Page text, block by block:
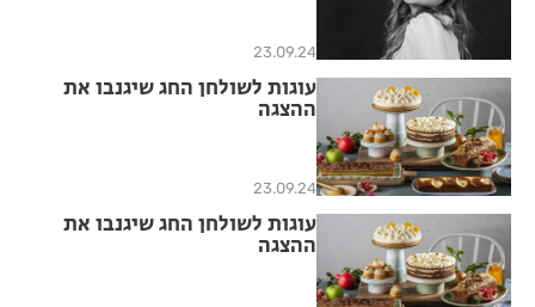
23.09.24
עוגות לשולחן החג שיגנבו את
ההצגה
23.09.24
עוגות לשולחן החג שיגנבו את
ההצגה